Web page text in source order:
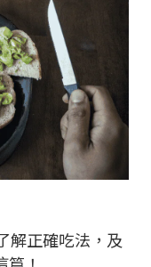
解正確吃法，及